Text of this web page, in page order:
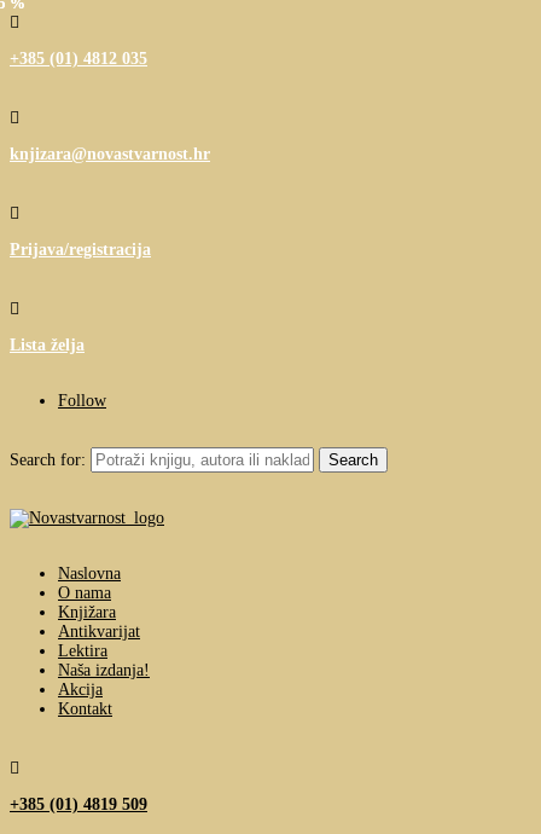

+385 (01) 4812 035

knjizara@novastvarnost.hr

Prijava/registracija

Lista želja
Follow
Search for:
Naslovna
O nama
Knjižara
Antikvarijat
Lektira
Naša izdanja!
Akcija
Kontakt

+385 (01) 4819 509